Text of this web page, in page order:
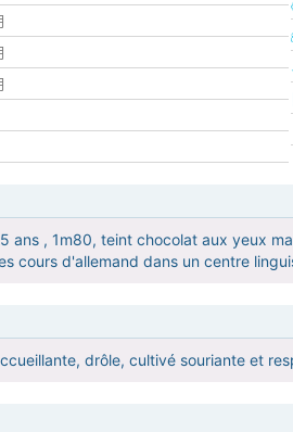
ans , 1m80, teint chocolat aux yeux
cours d'allemand dans un centre
drôle, cultivé souriante et